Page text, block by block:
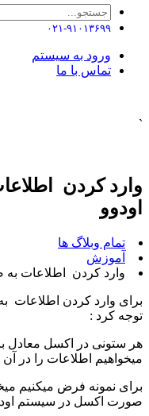
۰۲۱-۹۱۰۱۳۶۹۹
ورود به سیستم
تماس با ما
`
وارد کردن
اودوو
تمام وبلاگ ها
آموزش
وارد کردن اطلاعات
برای وارد کردن اطلاعات
توجه کرد :
هر ستونی در اکسل معادل
میخواهیم اطلاعات را در آن
برای نمونه فرض میکنیم
صورت اکسل در سیستم